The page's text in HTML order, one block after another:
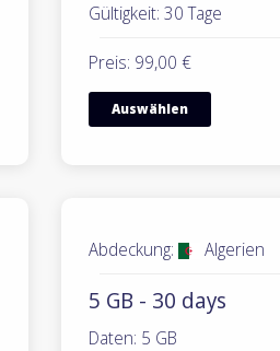
Gültigkeit: 30 Tage
Preis: 99,00 €
Auswählen
Abdeckung: Algerien
5 GB - 30 days
Daten: 5 GB